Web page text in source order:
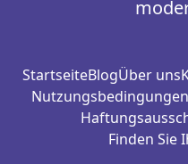
StartseiteBlogÜber uns
Nutzungsbedingungen
Finden Sie